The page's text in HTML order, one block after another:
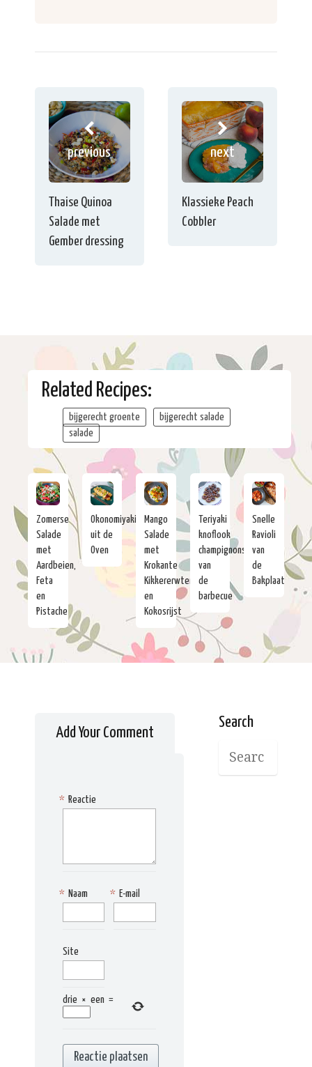
previous
Thaise Quinoa
Salade met
Gember dressing
next
Klassieke Peach
Cobbler
Related Recipes:
bijgerecht groente
bijgerecht salade
salade
Zomerse
Salade
met
Aardbeien,
Feta
en
Pistache
Okonomiyaki
uit de
Oven
Mango
Salade
met
Krokante
Kikkererwten
en
Kokosrijst
Teriyaki
knoflook
champignons
van
de
barbecue
Snelle
Ravioli
van
de
Bakplaat
Add Your Comment
Reactie
*
Naam
* E-mail
*
Site
drie × een =
Search